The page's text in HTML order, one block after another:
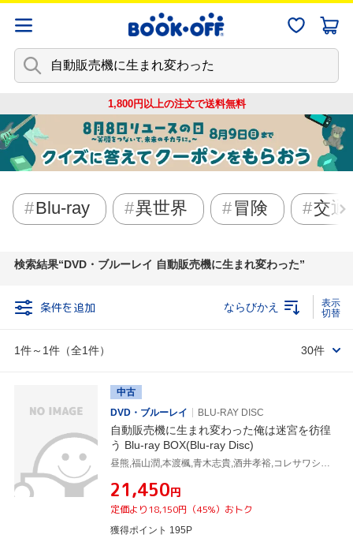
1,800円以上の注文で送料無料
Blu-ray 異世界 冒険 交通
検索結果 DVD・ブルーレイ 自動販売機に生まれ変わった
条件を追加
1件～1件（全1件）
ならびかえ
30件
中古
DVD・ブルーレイ
BLU-RAY DISC
自動販売機に生まれ変わった俺は迷宮を彷徨
う Blu-ray BOX(Blu-ray Disc)
¥21,450円
定価より18,150円（45%）おトク
獲得ポイント 195P